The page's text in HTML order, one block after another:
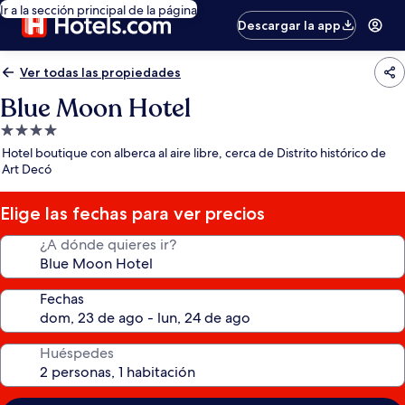
Ir a la sección principal de la página
Descargar la app
Ver todas las propiedades
Blue Moon Hotel
Propiedad
de
4.0
estrellas
Hotel boutique con alberca al aire libre, cerca de Distrito histórico de
Art Decó
Elige las fechas para ver precios
¿A dónde quieres ir?
Fechas
Huéspedes